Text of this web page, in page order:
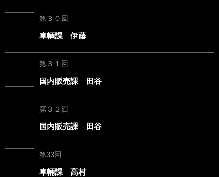
第３０回
車輌課 伊藤
第３１回
国内販売課 田谷
第３２回
国内販売課 田谷
第33回
車輛課 高村